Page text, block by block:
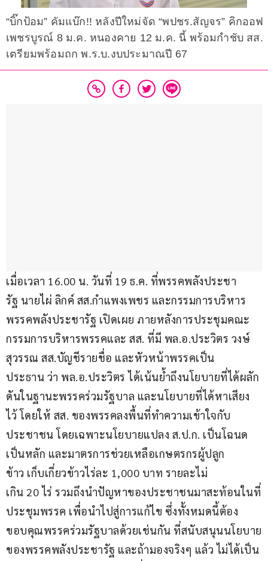
“บิ๊กป้อม” คัมแบ๊ก!! หลังปีใหม่จัด “พปชร.สัญจร” คิกออฟ
เพชรบูรณ์ 8 ม.ค. หนองคาย 12 ม.ค. นี้ พร้อมกำชับ สส.
เตรียมพร้อมถก พ.ร.บ.งบประมาณปี 67
เมื่อเวลา 16.00 น. วันที่ 19 ธ.ค. ที่พรรคพลังประชา
รัฐ นายไผ่ ลิกค์ สส.กำแพงเพชร และกรรมการบริหาร
พรรคพลังประชารัฐ เปิดเผย ภายหลังการประชุมคณะ
กรรมการบริหารพรรคและ สส. ที่มี พล.อ.ประวิตร วงษ์
สุวรรณ สส.บัญชีรายชื่อ และหัวหน้าพรรคเป็น
ประธาน ว่า พล.อ.ประวิตร ได้เน้นย้ำถึงนโยบายที่ได้ผลัก
ดันในฐานะพรรคร่วมรัฐบาล และนโยบายที่ได้หาเสียง
ไว้ โดยให้ สส. ของพรรคลงพื้นที่ทำความเข้าใจกับ
ประชาชน โดยเฉพาะนโยบายแปลง ส.ป.ก. เป็นโฉนด
เป็นหลัก และมาตรการช่วยเหลือเกษตรกรผู้ปลูก
ข้าว เก็บเกี่ยวข้าวไร่ละ 1,000 บาท รายละไม่
เกิน 20 ไร่ รวมถึงนำปัญหาของประชาชนมาสะท้อนในที่
ประชุมพรรค เพื่อนำไปสู่การแก้ไข ซึ่งทั้งหมดนี้ต้อง
ขอบคุณพรรคร่วมรัฐบาลด้วยเช่นกัน ที่สนับสนุนนโยบาย
ของพรรคพลังประชารัฐ และถ้ามองจริงๆ แล้ว ไม่ได้เป็น